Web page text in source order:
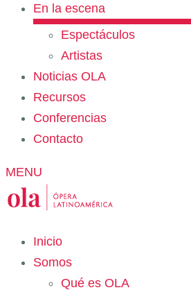
En la escena
Espectáculos
Artistas
Noticias OLA
Recursos
Conferencias
Contacto
MENU
Inicio
Somos
Qué es OLA